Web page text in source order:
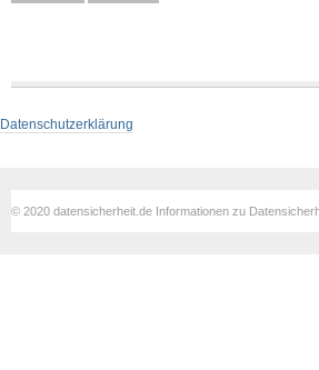
Datenschutzerklärung
© 2020 datensicherheit.de Informationen zu